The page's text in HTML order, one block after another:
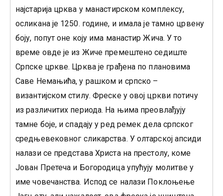
најстарија црква у манастирском комплексу,
осликана је 1250. године, и имала је тамно црвену
боју, попут оне коју има манастир Жича. У то
време овде је из Жиче премештено седиште
Српске цркве. Црква је грађена по плановима
Саве Немањића, у рашком и српско –
византијском стилу. Фреске у овој цркви потичу
из различитих периода. На њима преовлађују
тамне боје, и спадају у ред ремек дела српског
средњевековног сликарства. У олтарској апсиди
налази се представа Христа на престолу, коме
Јован Претеча и Богородица упућују молитве у
име човечанства. Испод се налази Поклоњење